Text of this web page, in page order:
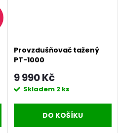
Provzdušňovač tažený
PT-1000
9 990 Kč
Skladem 2 ks
DO KOŠÍKU